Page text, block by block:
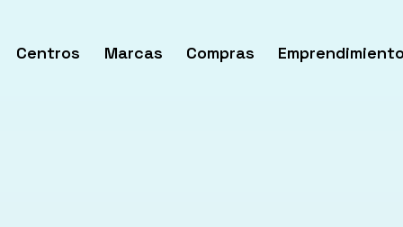
Centros Marcas Compras